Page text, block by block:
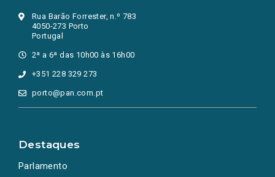
Rua Barão Forrester, n.º 783
4050-273 Porto
Portugal
2ª a 6ª das 10h00 às 16h00
+351 228 329 273
porto@pan.com.pt
Destaques
Parlamento